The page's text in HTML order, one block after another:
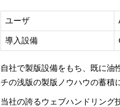
ユーザ
導入設備
自社で製版設備をもち、既に油
チの浅版の製版ノウハウの蓄積
当社の誇るウェブハンドリング